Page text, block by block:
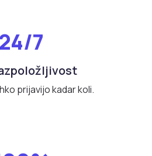
24/7
prijavijo kadar koli.